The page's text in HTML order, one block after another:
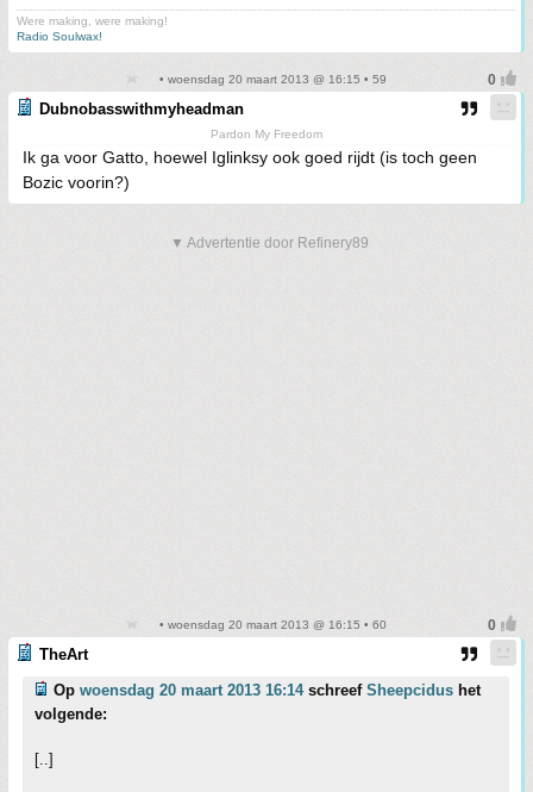
Were making, were making!
Radio Soulwax!
• woensdag 20 maart 2013 @ 16:15 • 59
Dubnobasswithmyheadman
Pardon My Freedom
Ik ga voor Gatto, hoewel Iglinksy ook goed rijdt (is toch geen
Bozic voorin?)
▼ Advertentie door Refinery89
• woensdag 20 maart 2013 @ 16:15 • 60
TheArt
Op woensdag 20 maart 2013 16:14schreef Sheepcidus het
volgende:
[..]